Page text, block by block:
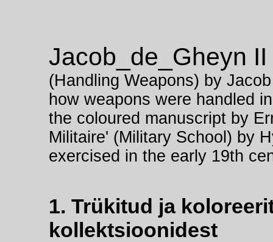
Jacob_de_Gheyn
(Handling Weapons) by
how weapons were handled
the coloured manuscript by
Militaire' (Military School) by
exercised in the early 19th
1. Trükitud ja
kollektsioonidest